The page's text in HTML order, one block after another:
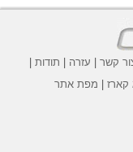
קשר | עזרה | תודות |
קארז | מפת אתר